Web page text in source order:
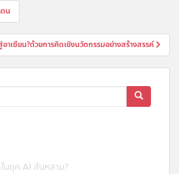
น
อาเซียน?ด้วยการคิดเชิงนวัตกรรมอย่างสร้างสรรค์
นยุค AI ล้นหลาม?